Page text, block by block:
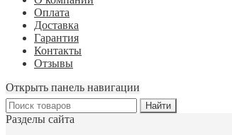
Оплата
Доставка
Гарантия
Контакты
Отзывы
Открыть панель навигации
Разделы сайта